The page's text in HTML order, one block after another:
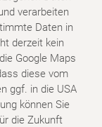
verarbeiten
Daten in
derzeit kein
Google Maps
diese vom
ggf. in die USA
können Sie
die Zukunft